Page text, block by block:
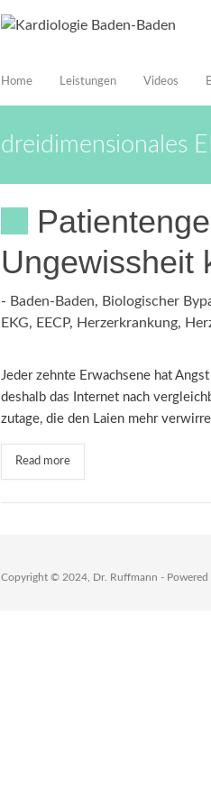
Home Leistungen Videos
dreidimensionales
Ungewissheit
- Baden-Baden, Biologischer
EKG, EECP, Herzerkrankung,
Jeder zehnte Erwachsene hat
deshalb das Internet nach
zutage, die den Laien mehr
Read more
Copyright © 2024, Dr. Ruffmann - Powered